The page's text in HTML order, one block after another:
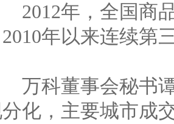
年，全国商品
2010年以来连续第
科董事会秘书谭
化，主要城市成